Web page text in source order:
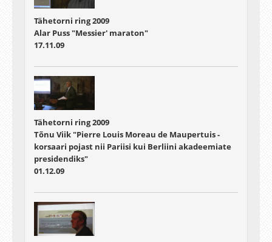
Tähetorni ring 2009
Alar Puss "Messier' maraton"
17.11.09
Tähetorni ring 2009
Tõnu Viik "Pierre Louis Moreau de Maupertuis -
korsaari pojast nii Pariisi kui Berliini akadeemiate
presidendiks"
01.12.09